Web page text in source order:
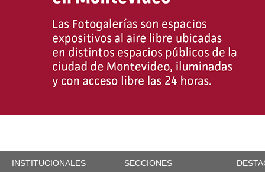
INSTITUCIONALES SECCIONES